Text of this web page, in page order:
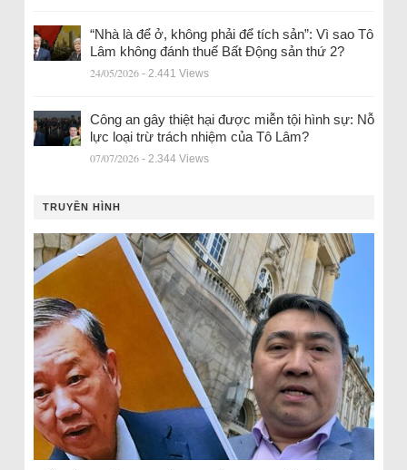
“Nhà là để ở, không phải để tích sản”: Vì sao Tô
Lâm không đánh thuế Bất Động sản thứ 2?
24/05/2026 - 2.441 Views
Công an gây thiệt hại được miễn tội hình sự: Nỗ
lực loại trừ trách nhiệm của Tô Lâm?
07/07/2026 - 2.344 Views
TRUYỀN HÌNH